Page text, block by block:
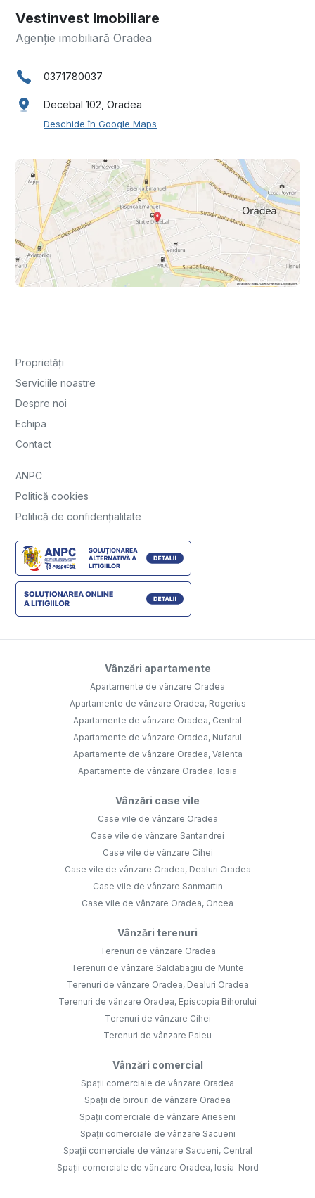
Vestinvest Imobiliare
Agenție imobiliară Oradea
0371780037
Decebal 102, Oradea
Deschide în Google Maps
Proprietăți
Serviciile noastre
Despre noi
Echipa
Contact
ANPC
Politică cookies
Politică de confidențialitate
Vânzări apartamente
Apartamente de vânzare Oradea
Apartamente de vânzare Oradea, Rogerius
Apartamente de vânzare Oradea, Central
Apartamente de vânzare Oradea, Nufarul
Apartamente de vânzare Oradea, Valenta
Apartamente de vânzare Oradea, Iosia
Vânzări case vile
Case vile de vânzare Oradea
Case vile de vânzare Santandrei
Case vile de vânzare Cihei
Case vile de vânzare Oradea, Dealuri Oradea
Case vile de vânzare Sanmartin
Case vile de vânzare Oradea, Oncea
Vânzări terenuri
Terenuri de vânzare Oradea
Terenuri de vânzare Saldabagiu de Munte
Terenuri de vânzare Oradea, Dealuri Oradea
Terenuri de vânzare Oradea, Episcopia Bihorului
Terenuri de vânzare Cihei
Terenuri de vânzare Paleu
Vânzări comercial
Spații comerciale de vânzare Oradea
Spații de birouri de vânzare Oradea
Spații comerciale de vânzare Arieseni
Spații comerciale de vânzare Sacueni
Spații comerciale de vânzare Sacueni, Central
Spații comerciale de vânzare Oradea, Iosia-Nord